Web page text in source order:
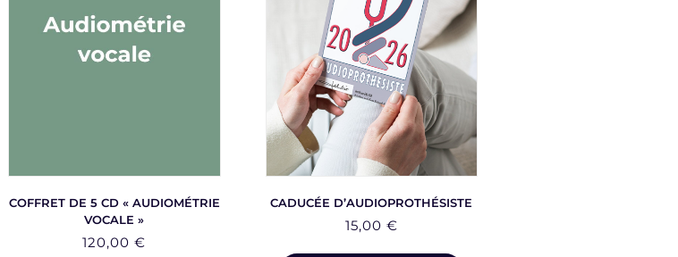
COFFRET DE 5 CD « AUDIOMÉTRIE
VOCALE »
120,00€
CADUCÉE D’AUDIOPROTHÉSISTE
15,00 €